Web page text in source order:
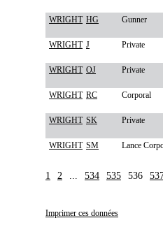
WRIGHT HG Gunner
WRIGHT J Private
WRIGHT OJ Private
WRIGHT RC Corporal
WRIGHT SK Private
WRIGHT SM Lance
1 2 ... 534 535 536
Imprimer ces données